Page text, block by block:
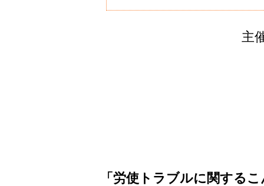
主
「労使トラブルに関する